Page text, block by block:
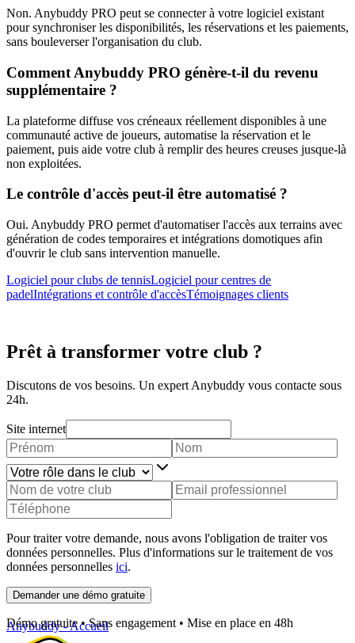
Non. Anybuddy PRO peut se connecter à votre logiciel existant
pour synchroniser les disponibilités, les réservations et les paiements,
sans bouleverser l'organisation du club.
Comment Anybuddy PRO génère-t-il du revenu
supplémentaire ?
La plateforme diffuse vos créneaux réellement disponibles à une
communauté active de joueurs, automatise la réservation et le
paiement, puis aide votre club à remplir des heures creuses jusque-là
non exploitées.
Le contrôle d'accès peut-il être automatisé ?
Oui. Anybuddy PRO permet d'automatiser l'accès aux terrains avec
génération de codes temporaires et intégrations domotiques afin
d'ouvrir le club sans intervention manuelle.
Logiciel pour clubs de tennisLogiciel pour centres de
padelIntégrations et contrôle d'accèsTémoignages clients
Prêt à transformer votre club ?
Discutons de vos besoins. Un expert Anybuddy vous contacte sous
24h.
Site internet
Pour traiter votre demande, nous avons l'obligation de traiter vos
données personnelles. Plus d'informations sur le traitement de vos
données personnelles ici.
Demander une démo gratuite
Démo gratuite • Sans engagement • Mise en place en 48h
Anybuddy - Accueil